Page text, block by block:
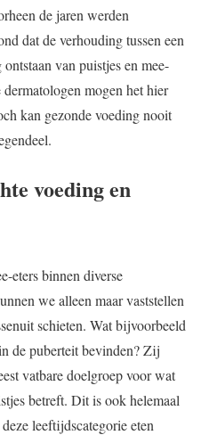
de jaren werden
dat de verhouding tussen een
van puistjes en mee-
mogen het hier
kan gezonde voeding nooit
voeding en
eters binnen diverse
we alleen maar vaststellen
schieten. Wat bijvoorbeeld
de puberteit bevinden? Zij
vatbare doelgroep voor wat
betreft. Dit is ook helemaal
leeftijdscategorie eten